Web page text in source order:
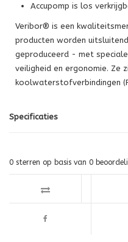
Accupomp is los
Veribor® is een
producten worden
geproduceerd - met
veiligheid en ergonomie. Ze
koolwaterstofverbindingen
Specificaties
0 sterren op basis van 0